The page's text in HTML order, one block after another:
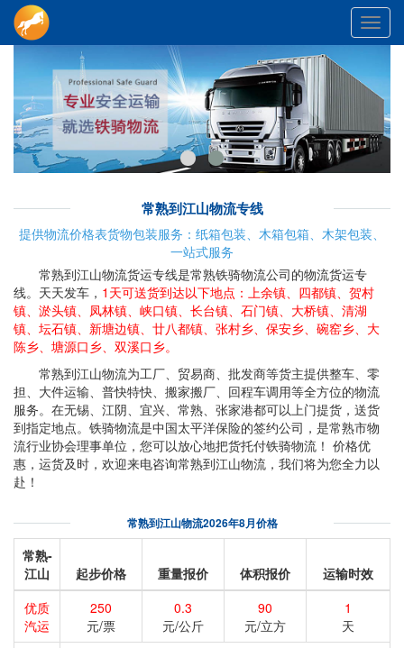
常熟到江山物流专线
提供物流价格表货物包装服务：纸箱包装、木箱包箱、木架包装、
一站式服务
常熟到江山物流货运专线是常熟铁骑物流公司的物流货运专
线。天天发车， 1天可送货到达以下地点：上余镇、四都镇、贺村
镇、淤头镇、凤林镇、峡口镇、长台镇、石门镇、大桥镇、清湖
镇、坛石镇、新塘边镇、廿八都镇、张村乡、保安乡、碗窑乡、大
陈乡、塘源口乡、双溪口乡。
常熟到江山物流为工厂、贸易商、批发商等货主提供整车、零
担、大件运输、普快特快、搬家搬厂、回程车调用等全方位的物流
服务。在无锡、江阴、宜兴、常熟、张家港都可以上门提货，送货
到指定地点。铁骑物流是中国太平洋保险的签约公司，是常熟市物
流行业协会理事单位，您可以放心地把货托付铁骑物流！ 价格优
惠，运货及时，欢迎来电咨询常熟到江山物流，我们将为您全力以
赴！
常熟到江山物流2026年8月价格
常熟-
江山
起步价格 重量报价 体积报价
运输时效
优质
汽运
250
元/票
0.3
元/公斤
90
元/立方
1
天